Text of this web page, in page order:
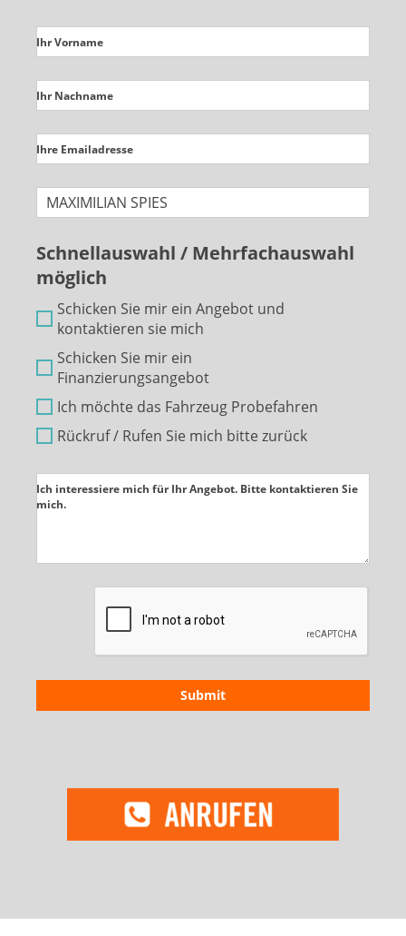
Ihr Vorname
Ihr Nachname
Ihre Emailadresse
Schnellauswahl / Mehrfachauswahl
möglich
Schicken Sie mir ein Angebot und
kontaktieren sie mich
Schicken Sie mir ein
Finanzierungsangebot
Ich möchte das Fahrzeug Probefahren
Rückruf / Rufen Sie mich bitte zurück
Ich interessiere mich für Ihr Angebot. Bitte kontaktieren Sie
mich.
Submit